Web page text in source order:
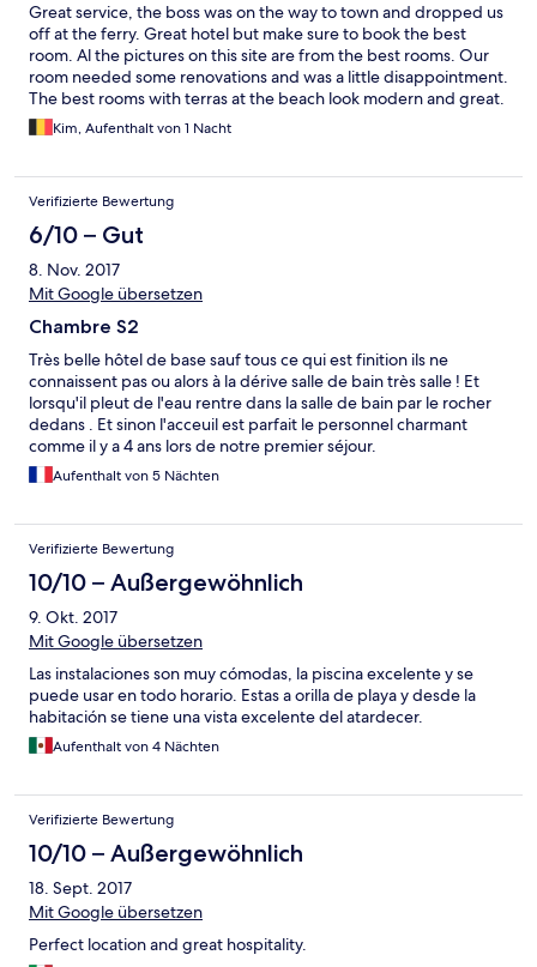
Great service, the boss was on the way to town and dropped us
off at the ferry. Great hotel but make sure to book the best
room. Al the pictures on this site are from the best rooms. Our
room needed some renovations and was a little disappointment.
The best rooms with terras at the beach look modern and great.
Next time we go there we will book these rooms. Steep slope to
get to the hotel (be prepared:-)). But prived small beach. Small
Kim, Aufenthalt von 1 Nacht
Verifizierte Bewertung
6/10 – Gut
8. Nov. 2017
Mit Google übersetzen
Chambre S2
Très belle hôtel de base sauf tous ce qui est finition ils ne
connaissent pas ou alors à la dérive salle de bain très salle ! Et
lorsqu'il pleut de l'eau rentre dans la salle de bain par le rocher
dedans . Et sinon l'acceuil est parfait le personnel charmant
comme il y a 4 ans lors de notre premier séjour.
Aufenthalt von 5 Nächten
Verifizierte Bewertung
10/10 – Außergewöhnlich
9. Okt. 2017
Mit Google übersetzen
Las instalaciones son muy cómodas, la piscina excelente y se
puede usar en todo horario. Estas a orilla de playa y desde la
habitación se tiene una vista excelente del atardecer.
Aufenthalt von 4 Nächten
Verifizierte Bewertung
10/10 – Außergewöhnlich
18. Sept. 2017
Mit Google übersetzen
Perfect location and great hospitality.